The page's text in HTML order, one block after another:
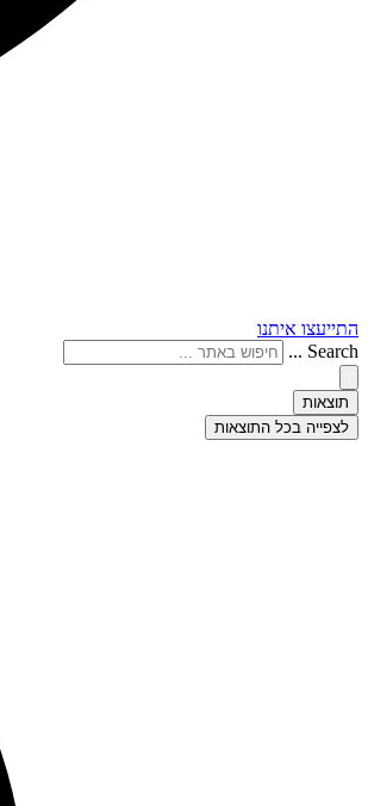
התייעצו איתנו
Search ...
תוצאות
לצפייה בכל התוצאות